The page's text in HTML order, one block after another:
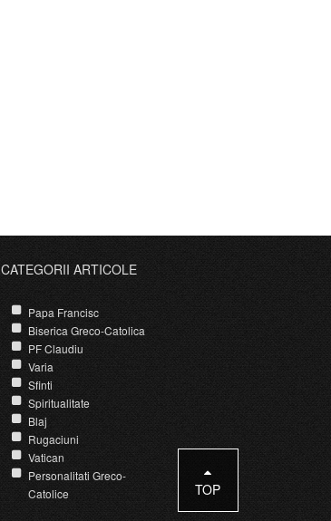
CATEGORII ARTICOLE
Papa Francisc
Biserica Greco-Catolica
PF Claudiu
Varia
Sfinti
Spiritualitate
Blaj
Rugaciuni
Vatican
Personalitati Greco-
Catolice
TOP